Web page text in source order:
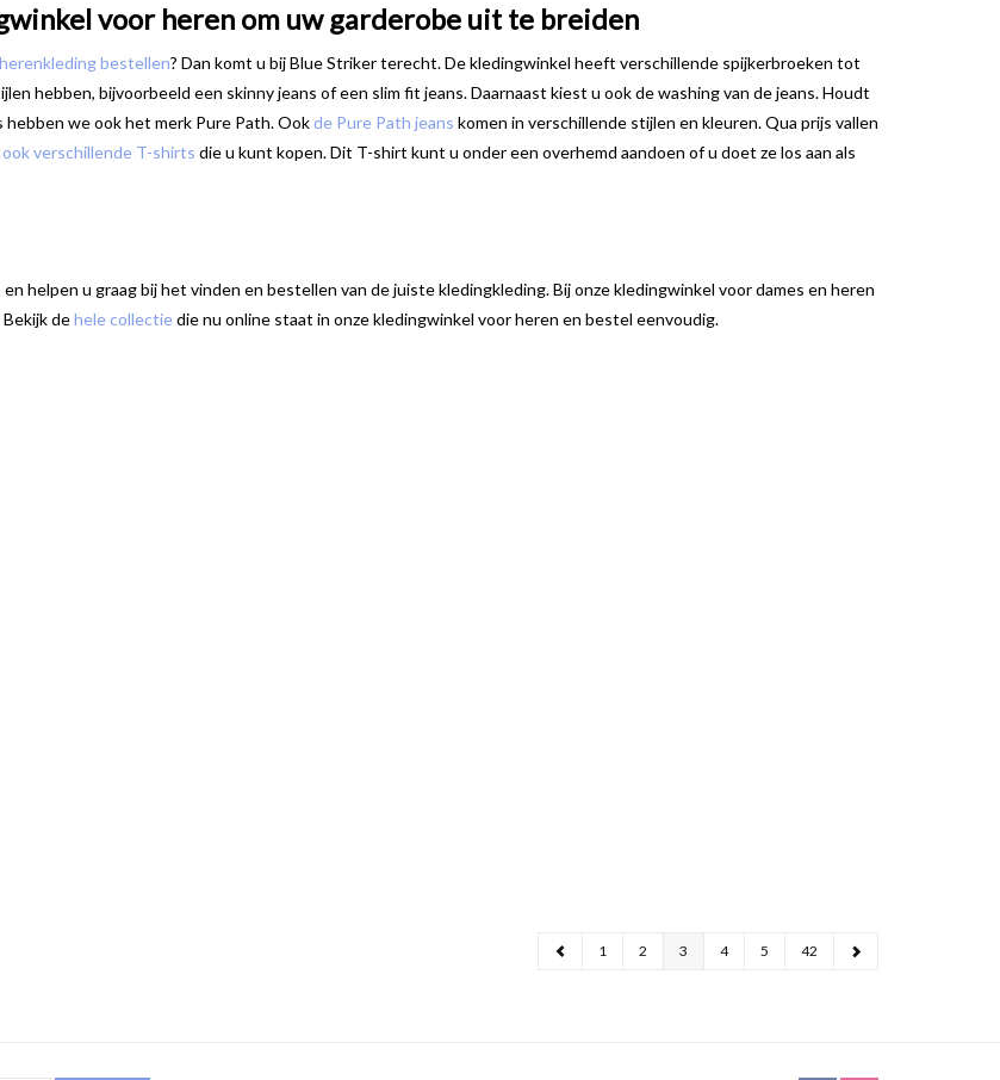
voor heren om uw garderobe uit te breiden
herenkleding bestellen? Dan komt u bij Blue Striker terecht. De kledingwinkel heeft verschillende spijkerbroeken tot
hebben, bijvoorbeeld een skinny jeans of een slim fit jeans. Daarnaast kiest u ook de washing van de jeans. Houdt
hebben we ook het merk Pure Path. Ookde Pure Path jeans komen in verschillende stijlen en kleuren. Qua prijs vallen
verschillende T-shirts die u kunt kopen. Dit T-shirt kunt u onder een overhemd aandoen of u doet ze los aan als
helpen u graag bij het vinden en bestellen van de juiste kledingkleding. Bij onze kledingwinkel voor dames en heren
dehele collectiedie nu online staat in onze kledingwinkel voor heren en bestel eenvoudig.
1 2 3 4 5 42